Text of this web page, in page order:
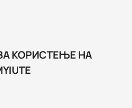
КОРИСТЕЊЕ НА